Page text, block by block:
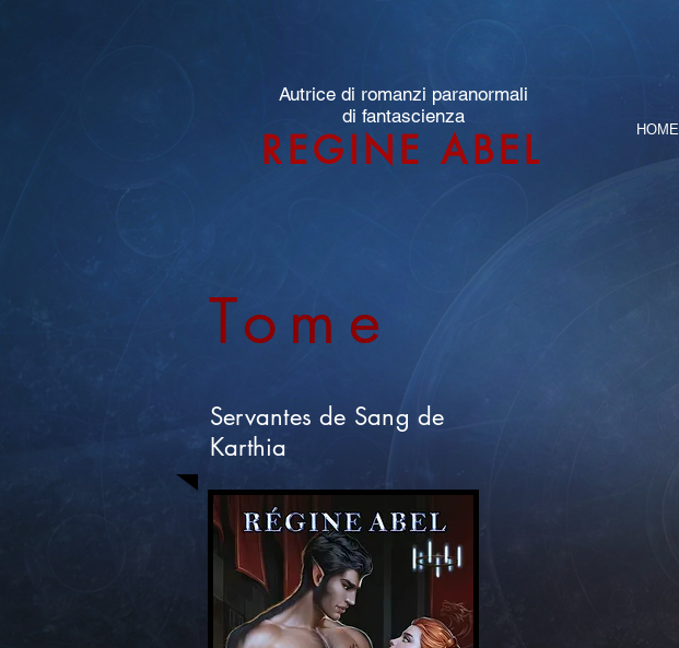
Autrice di romanzi paranormali
di fantascienza
REGINE ABEL HOME
Tome
Servantes de Sang de
Karthia
Add a Title